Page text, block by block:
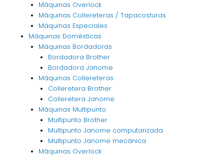
Máquinas Overlock
Máquinas Collereteras / Tapacosturas
Máquinas Especiales
Máquinas Domésticas
Máquinas Bordadoras
Bordadora Brother
Bordadora Janome
Máquinas Collereteras
Colleretera Brother
Colleretera Janome
Máquinas Multipunto
Multipunto Brother
Multipunto Janome computarizada
Multipunto Janome mecánica
Máquinas Overlock